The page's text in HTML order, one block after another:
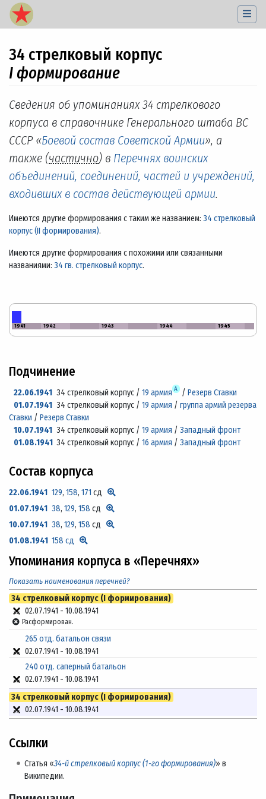
34 стрелковый корпус
I формирование
Перейти к:навигация,поиск
Сведения об упоминаниях 34 стрелкового
корпуса в справочнике Генерального штаба ВС
СССР «Боевой состав Советской Армии», а
также (частично) в Перечнях воинских
объединений, соединений, частей и учреждений,
входивших в состав действующей армии.
Имеются другие формирования с таким же названием: 34 стрелковый
корпус (II формирования).
Имеются другие формирования с похожими или связанными
названиями: 34 гв. стрелковый корпус.
1941 1942 1943 1944 1945
Подчинение
22.06.194134 стрелковый корпус /19 армия А /Резерв Ставки
01.07.194134 стрелковый корпус /19 армия /группа армий резерва
Ставки / Резерв Ставки
10.07.194134 стрелковый корпус /19 армия /Западный фронт
01.08.194134 стрелковый корпус /16 армия /Западный фронт
Состав корпуса
22.06.1941 129,158,171 сд
01.07.1941 38,129,158 сд
10.07.1941 38,129,158 сд
01.08.1941 158 сд
Упоминания корпуса в «Перечнях»
Показать наименования перечней?
34 стрелковый корпус (I формирования)
02.07.1941 - 10.08.1941
Расформирован.
265 отд. батальон связи
02.07.1941 - 10.08.1941
240 отд. саперный батальон
02.07.1941 - 10.08.1941
34 стрелковый корпус (I формирования)
02.07.1941 - 10.08.1941
Ссылки
Статья «34-й стрелковый корпус (1-го формирования)» в
Википедии.